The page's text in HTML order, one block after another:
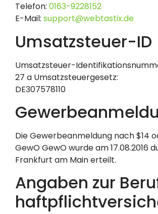
Telefon: 0163-9228152
E-Mail: support@webtastix.de
Umsatzsteuer-ID
Umsatzsteuer-
27 a Umsatzsteuergesetz:
DE307578110
Die Gewerbeanmeldung nach $14
GewO GewO wurde am 17.08.2016
Frankfurt am Main erteilt.
Angaben zur